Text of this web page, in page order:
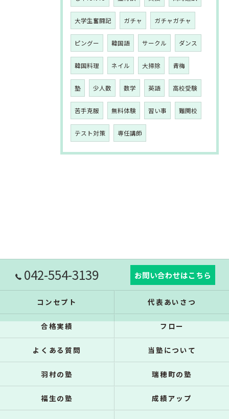
大学生奮闘記 ガチャ ガチャガチャ
ピングー 韓国語 サークル ダンス
韓国料理 ネイル 大掃除 青梅
塾 少人数 数学 英語 高校受験
苦手克服 無料体験 習い事 難関校
テスト対策 専任講師
042-554-3139 お問い合わせはこちら
コンセプト 代表あいさつ
合格実績 フロー
よくある質問 当塾について
羽村の塾 瑞穂町の塾
福生の塾 成績アップ